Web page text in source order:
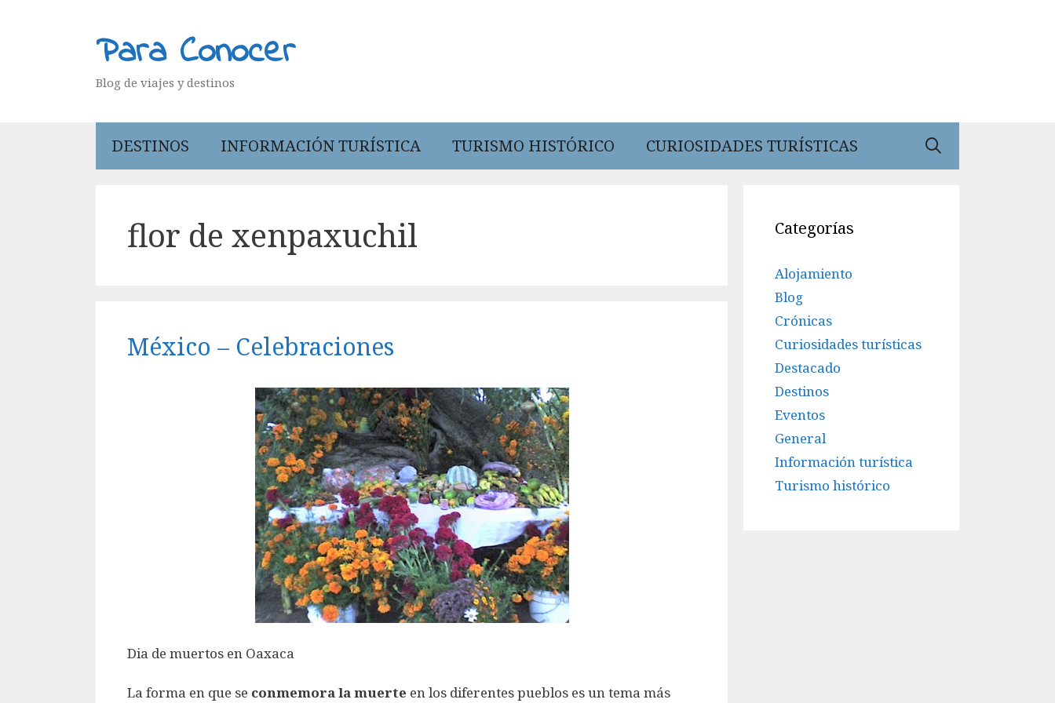
Para Conocer
Blog de viajes y destinos
DESTINOS INFORMACIÓN TURÍSTICA TURISMO HISTÓRICO CURIOSIDADES TURÍSTICAS
flor de xenpaxuchil
México – Celebraciones
Dia de muertos en Oaxaca
La forma en que se conmemora la muerte en los diferentes pueblos es un tema más
Categorías
Alojamiento
Blog
Crónicas
Curiosidades turísticas
Destacado
Destinos
Eventos
General
Información turística
Turismo histórico